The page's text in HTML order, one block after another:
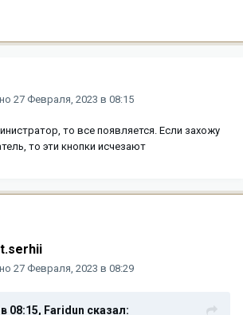
27 Февраля, 2023 в 08:15
то все появляется. Если захожу
то эти кнопки исчезают
27 Февраля, 2023 в 08:29
08:15, Faridun сказал: